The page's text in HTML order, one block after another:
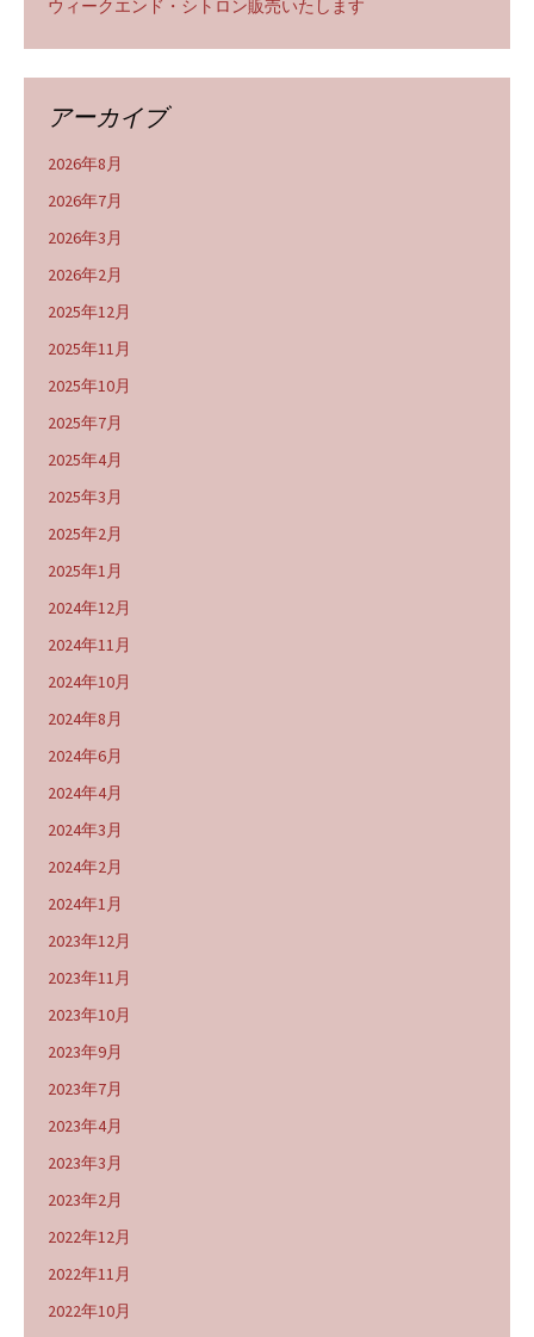
ウィークエンド・シトロン販売いたします
アーカイブ
2026年8月
2026年7月
2026年3月
2026年2月
2025年12月
2025年11月
2025年10月
2025年7月
2025年4月
2025年3月
2025年2月
2025年1月
2024年12月
2024年11月
2024年10月
2024年8月
2024年6月
2024年4月
2024年3月
2024年2月
2024年1月
2023年12月
2023年11月
2023年10月
2023年9月
2023年7月
2023年4月
2023年3月
2023年2月
2022年12月
2022年11月
2022年10月